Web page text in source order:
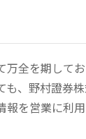
全を期して
、野村證券
報を営業に利